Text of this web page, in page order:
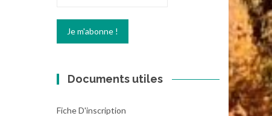
Documents utiles
Fiche D'inscription